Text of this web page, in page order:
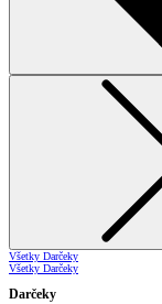
Všetky Darčeky
Všetky Darčeky
Darčeky